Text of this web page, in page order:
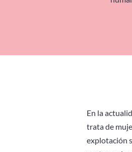
En la
trata de
explotación